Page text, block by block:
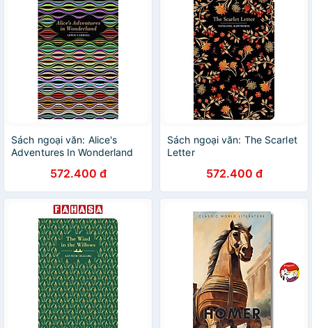
Sách ngoại văn: Alice's
Adventures In Wonderland
572.400 đ
Sách ngoại văn: The Scarlet
Letter
572.400 đ